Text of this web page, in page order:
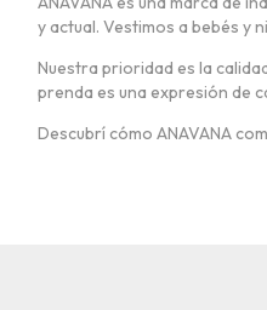
y actual. Vestimos a bebés y
Nuestra prioridad es la
prenda es una expresión de
Descubrí cómo ANAVANA